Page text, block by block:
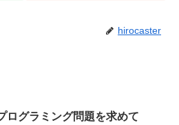
hirocaster
ログラミング問題を求めて